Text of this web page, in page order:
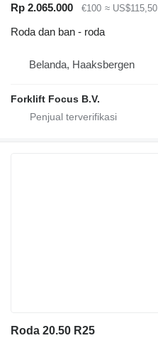
Rp 2.065.000 €100 ≈ US$115,50
Roda dan ban - roda
Belanda, Haaksbergen
Forklift Focus B.V.
Roda 20.50 R25